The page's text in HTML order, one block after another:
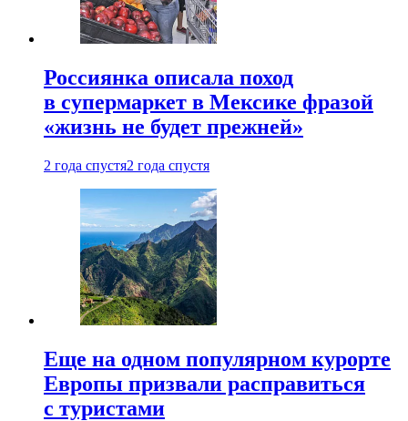
Россиянка описала поход
в супермаркет в Мексике фразой
«жизнь не будет прежней»
2 года спустя2 года спустя
Еще на одном популярном курорте
Европы призвали расправиться
с туристами